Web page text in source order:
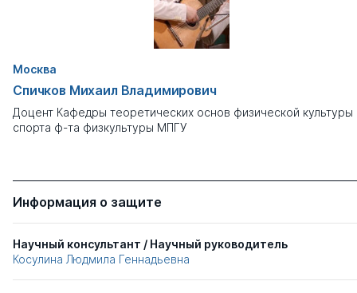
Москва
Спичков Михаил Владимирович
Доцент Кафедры теоретических основ физической культуры
спорта ф-та физкультуры МПГУ
Информация о защите
Научный консультант / Научный руководитель
Косулина Людмила Геннадьевна